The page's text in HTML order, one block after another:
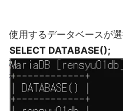
使用するデータベースが
SELECT DATABASE();